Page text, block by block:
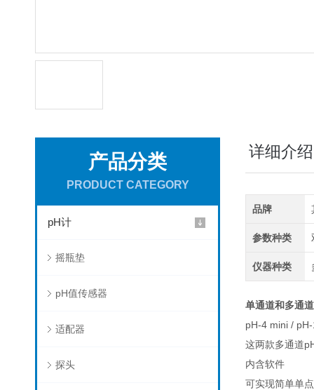
产品分类
PRODUCT CATEGORY
pH计
摇瓶垫
pH值传感器
适配器
探头
详细介绍
品牌
参数种类
仪器种类
单通道和多通
pH-4 mini /
这两款多通道
内含软件
可实现简单单